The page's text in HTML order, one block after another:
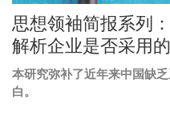
Image
Caption
思想领袖简报系列
解析企业是否采用
Text
Area
本研究弥补了近年来中国缺
白。